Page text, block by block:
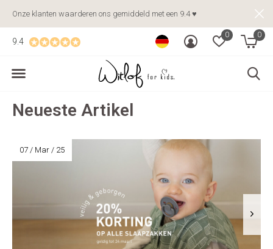
0 0
9.4
Onze klanten waarderen ons gemiddeld met een 9.4 ♥
Neueste Artikel
07 / Mar / 25